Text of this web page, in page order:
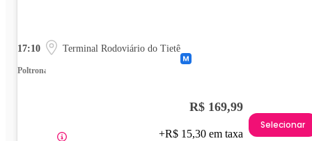
17:10 Terminal Rodoviário do Tietê
Poltrona
R$ 169,99
+R$ 15,30 em taxa
Selecionar